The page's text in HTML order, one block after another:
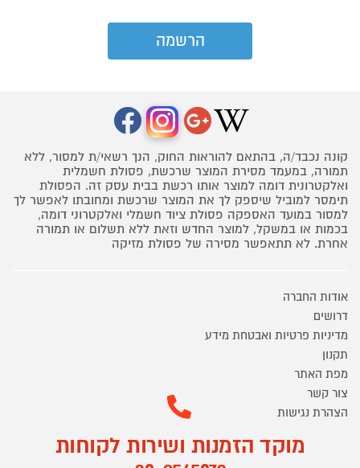
קונה נכבד/ה, בהתאם להוראות החוק, הנך רשאי/ת למסור, ללא
תמורה, במעמד מסירת המוצר שרכשת, פסולת חשמלית
ואלקטרונית דומה למוצר אותו רכשת בבית עסק זה. הפסולת
תימסר למוביל שיספק לך את המוצר שרכשת ומחובתו לאפשר לך
למסור במועד האספקה פסולת ציוד חשמלי ואלקטרוני דומה,
בכמות או במשקל, למוצר החדש וזאת ללא תשלום או תמורה
אחרת. לא תתאפשר מסירה של פסולת מזיקה
אודות החברה
דרושים
מדיניות פרטיות ואבטחת מידע
תקנון
מפת האתר
צור קשר
הצהרת נגישות
מוקד הזמנות ושירות לקוחות